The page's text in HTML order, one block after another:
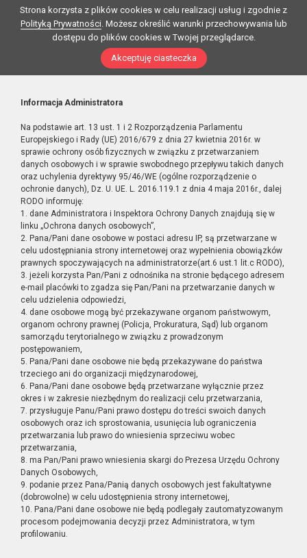
Strona korzysta z plików cookies w celu realizacji usług i zgodnie z
Polityką Prywatności. Możesz określić warunki przechowywania lub
dostępu do plików cookies w Twojej przeglądarce.
Akceptuję ciasteczka
Informacja Administratora
Na podstawie art. 13 ust. 1 i 2 Rozporządzenia Parlamentu
Europejskiego i Rady (UE) 2016/679 z dnia 27 kwietnia 2016r. w
sprawie ochrony osób fizycznych w związku z przetwarzaniem
danych osobowych i w sprawie swobodnego przepływu takich danych
oraz uchylenia dyrektywy 95/46/WE (ogólne rozporządzenie o
ochronie danych), Dz. U. UE. L. 2016.119.1 z dnia 4 maja 2016r., dalej
RODO informuję:
1. dane Administratora i Inspektora Ochrony Danych znajdują się w
linku „Ochrona danych osobowych”,
2. Pana/Pani dane osobowe w postaci adresu IP, są przetwarzane w
celu udostępniania strony internetowej oraz wypełnienia obowiązków
prawnych spoczywających na administratorze(art.6 ust.1 lit.c RODO),
3. jeżeli korzysta Pan/Pani z odnośnika na stronie będącego adresem
e-mail placówki to zgadza się Pan/Pani na przetwarzanie danych w
celu udzielenia odpowiedzi,
4. dane osobowe mogą być przekazywane organom państwowym,
organom ochrony prawnej (Policja, Prokuratura, Sąd) lub organom
samorządu terytorialnego w związku z prowadzonym
postępowaniem,
5. Pana/Pani dane osobowe nie będą przekazywane do państwa
trzeciego ani do organizacji międzynarodowej,
6. Pana/Pani dane osobowe będą przetwarzane wyłącznie przez
okres i w zakresie niezbędnym do realizacji celu przetwarzania,
7. przysługuje Panu/Pani prawo dostępu do treści swoich danych
osobowych oraz ich sprostowania, usunięcia lub ograniczenia
przetwarzania lub prawo do wniesienia sprzeciwu wobec
przetwarzania,
8. ma Pan/Pani prawo wniesienia skargi do Prezesa Urzędu Ochrony
Danych Osobowych,
9. podanie przez Pana/Panią danych osobowych jest fakultatywne
(dobrowolne) w celu udostępnienia strony internetowej,
10. Pana/Pani dane osobowe nie będą podlegały zautomatyzowanym
procesom podejmowania decyzji przez Administratora, w tym
profilowaniu.